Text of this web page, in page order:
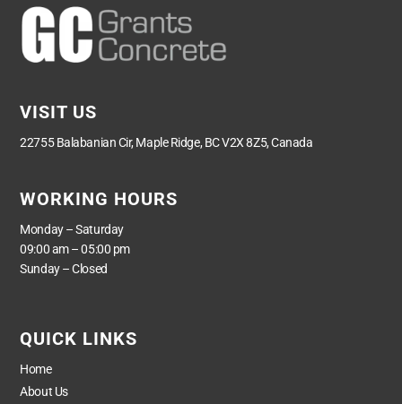
VISIT US
22755 Balabanian Cir, Maple Ridge, BC V2X 8Z5, Canada
WORKING HOURS
Monday – Saturday
09:00 am – 05:00 pm
Sunday – Closed
QUICK LINKS
Home
About Us